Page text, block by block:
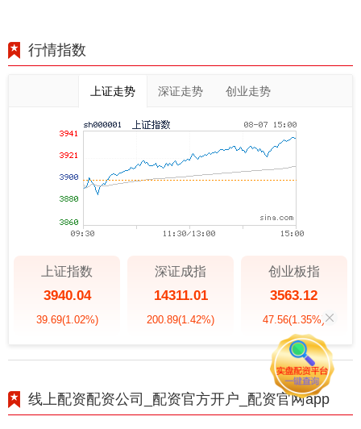
行情指数
上证走势 深证走势 创业走势
上证指数
3940.04
39.69(1.02%)
深证成指
14311.01
200.89(1.42%)
创业板指
3563.12
47.56(1.35%)
线上配资配资公司_配资官方开户_配资官网app